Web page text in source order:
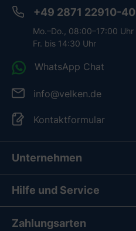
Unternehmen
Hilfe und Service
+49 2871 22910-40
Mo.–Do., 08:00–17:00 Uhr
Fr. bis 14:30 Uhr
WhatsApp Chat
info@velken.de
Kontaktformular
Zahlungsarten